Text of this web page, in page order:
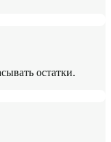
остатки.